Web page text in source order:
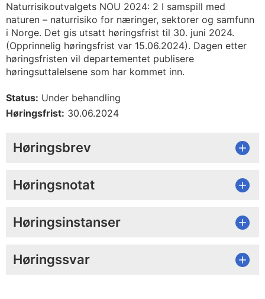
Naturrisikoutvalgets NOU 2024: 2 I samspill med
naturen – naturrisiko for næringer, sektorer og samfunn
i Norge. Det gis utsatt høringsfrist til 30. juni 2024.
(Opprinnelig høringsfrist var 15.06.2024). Dagen etter
høringsfristen vil departementet publisere
høringsuttalelsene som har kommet inn.
Status: Under behandling
Høringsfrist: 30.06.2024
Høringsbrev
Høringsnotat
Høringsinstanser
Høringssvar